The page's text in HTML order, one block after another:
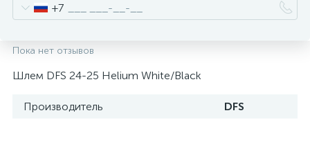
+7
Пока нет отзывов
Шлем DFS 24-25 Helium White/Black
Производитель DFS